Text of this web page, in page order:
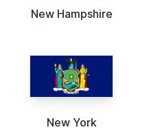
New Hampshire
New York